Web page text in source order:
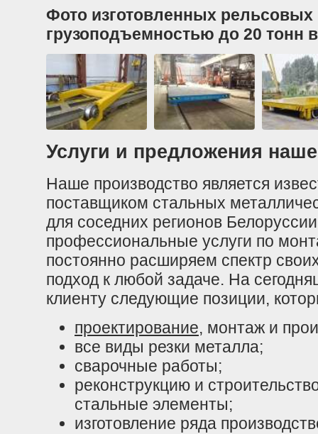
Фото изготовленных рельсовых
грузоподъемностью до 20 тонн
Услуги и предложения
Наше производство является
поставщиком стальных
для соседних регионов
профессиональные услуги по
постоянно расширяем спектр
подход к любой задаче. На
клиенту следующие позиции,
проектирование, монтаж и
все виды резки металла;
сварочные работы;
реконструкцию и
стальные элементы;
изготовление ряда